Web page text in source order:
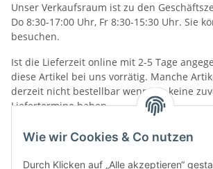
Wie wir Cookies & Co nutzen
Durch Klicken auf „Alle akzeptieren“
Unser Verkaufsraum ist zu den
Do 8:30-17:00 Uhr, Fr 8:30-15:30 Uhr. Sie
besuchen.
Ist die Lieferzeit online mit 2-5 Tage
diese Artikel bei uns vorrätig. Manche
derzeit nicht bestellbar wenn wir keine
Liefertermine haben.
Informationen